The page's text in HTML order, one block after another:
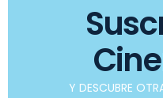
Y DESCUBRE